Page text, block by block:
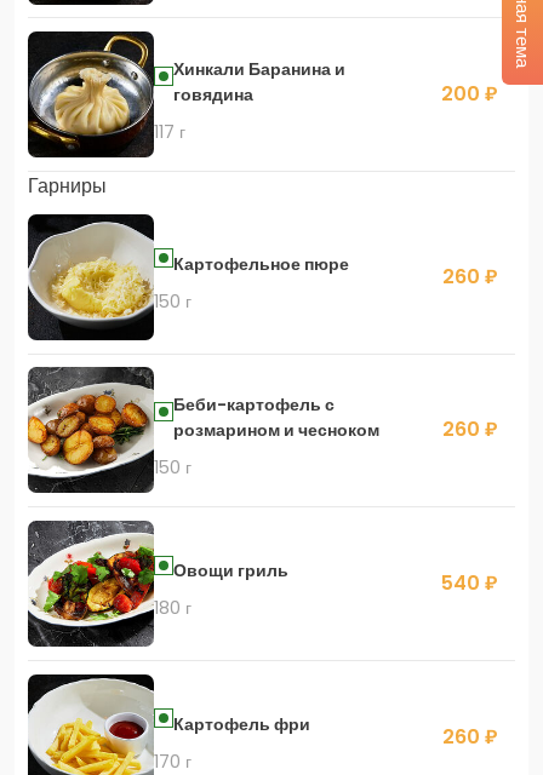
Хинкали Баранина и
говядина
117 г
200 ₽
Гарниры
Картофельное пюре
150 г
260 ₽
Беби-картофель с
розмарином и чесноком
150 г
260 ₽
Овощи гриль
180 г
540 ₽
Картофель фри
170 г
260 ₽